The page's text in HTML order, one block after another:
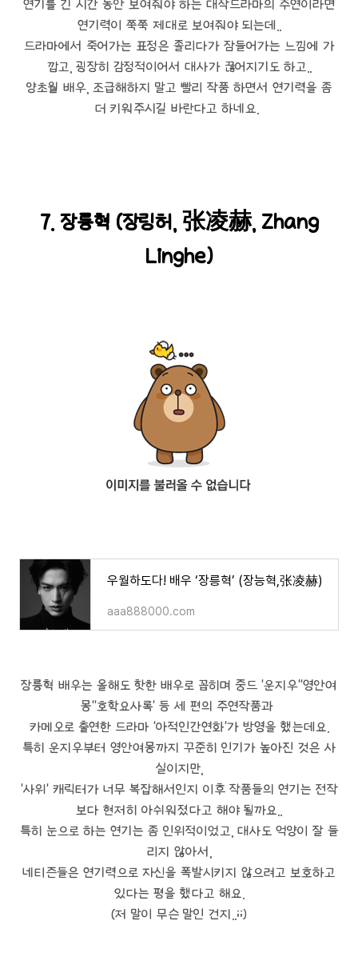
연기를 긴 시간 동안 보여줘야 하는 대작드라마의 주연이라면
연기력이 쭉쭉 제대로 보여줘야 되는데..
드라마에서 죽어가는 표정은 졸리다가 잠들어가는 느낌에 가
깝고, 굉장히 감정적이어서 대사가 끊어지기도 하고..
양초월 배우, 조급해하지 말고 빨리 작품 하면서 연기력을 좀
더 키워주시길 바란다고 하네요.
7. 장릉혁 (장링허, 张凌赫, Zhang
Linghe)
우월하도다! 배우 ‘장릉혁’ (장능혁,张凌赫)
aaa888000.com
장릉혁 배우는 올해도 핫한 배우로 꼽히며 중드 '운지우''영안여
몽''호학요사록' 등 세 편의 주연작품과
카메오로 출연한 드라마 '아적인간연화'가 방영을 했는데요.
특히 운지우부터 영안여몽까지 꾸준히 인기가 높아진 것은 사
실이지만,
'사위' 캐릭터가 너무 복잡해서인지 이후 작품들의 연기는 전작
보다 현저히 아쉬워졌다고 해야 될까요..
특히 눈으로 하는 연기는 좀 인위적이었고, 대사도 억양이 잘 들
리지 않아서,
네티즌들은 연기력으로 자신을 폭발시키지 않으려고 보호하고
있다는 평을 했다고 해요.
(저 말이 무슨 말인 건지..;;)